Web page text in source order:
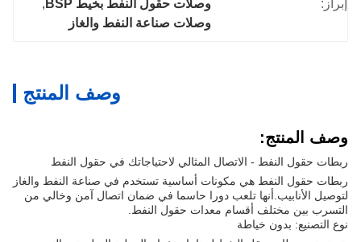
إبراز:
وصلات حقول النفط بخيط BSP
,
وصلات صناعة النفط والغاز
وصف المنتج
وصف المنتج:
ربطات حقول النفط - الاتصال المثالي لاحتياجاتك في حقول النفط
ربطات حقول النفط هي مكونات أساسية تستخدم في صناعة النفط والغاز
لتوصيل الأنابيب.أنها تلعب دورا حاسما في ضمان اتصال آمن وخالي من
التسرب بين مختلف أقسام معدات حقول النفط.
نوع التصنيع: بدون خياطة